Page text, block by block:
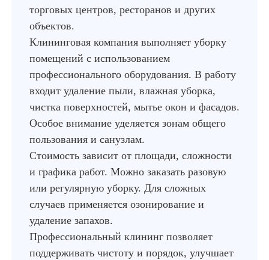
торговых центров, ресторанов и других
объектов.
Клининговая компания выполняет уборку
помещений с использованием
профессионального оборудования. В работу
входит удаление пыли, влажная уборка,
чистка поверхностей, мытье окон и фасадов.
Особое внимание уделяется зонам общего
пользования и санузлам.
Стоимость зависит от площади, сложности
и графика работ. Можно заказать разовую
или регулярную уборку. Для сложных
случаев применяется озонирование и
удаление запахов.
Профессиональный клининг позволяет
поддерживать чистоту и порядок, улучшает